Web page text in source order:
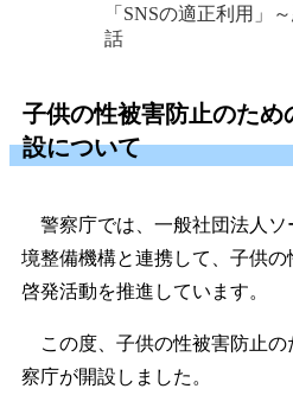
「SNSの適正利用」
話
子供の性被害防止のため
設について
警察庁では、一般社団法人ソ
境整備機構と連携して、子供
啓発活動を推進しています。
この度、子供の性被害防止の
察庁が開設しました。